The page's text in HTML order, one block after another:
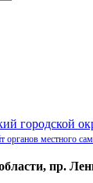
городской
органов местного
пр.